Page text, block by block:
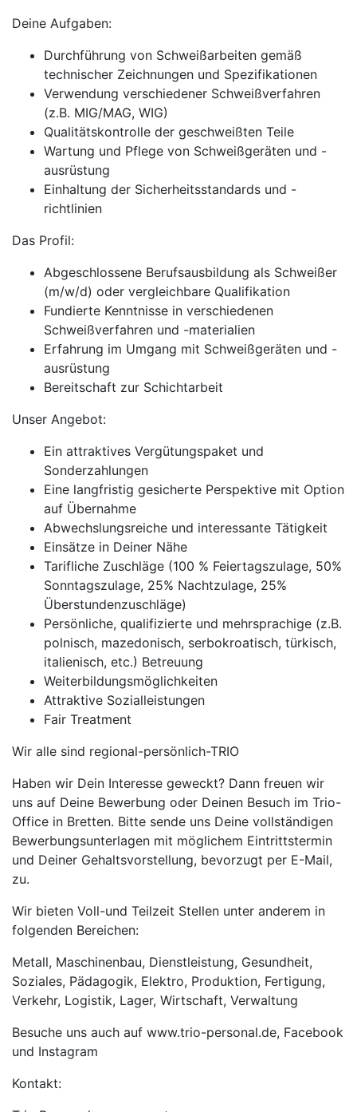
Deine Aufgaben:
Durchführung von Schweißarbeiten gemäß
technischer Zeichnungen und Spezifikationen
Verwendung verschiedener Schweißverfahren
(z.B. MIG/MAG, WIG)
Qualitätskontrolle der geschweißten Teile
Wartung und Pflege von Schweißgeräten und -
ausrüstung
Einhaltung der Sicherheitsstandards und -
richtlinien
Das Profil:
Abgeschlossene Berufsausbildung als Schweißer
(m/w/d) oder vergleichbare Qualifikation
Fundierte Kenntnisse in verschiedenen
Schweißverfahren und -materialien
Erfahrung im Umgang mit Schweißgeräten und -
ausrüstung
Bereitschaft zur Schichtarbeit
Unser Angebot:
Ein attraktives Vergütungspaket und
Sonderzahlungen
Eine langfristig gesicherte Perspektive mit Option
auf Übernahme
Abwechslungsreiche und interessante Tätigkeit
Einsätze in Deiner Nähe
Tarifliche Zuschläge (100 % Feiertagszulage, 50%
Sonntagszulage, 25% Nachtzulage, 25%
Überstundenzuschläge)
Persönliche, qualifizierte und mehrsprachige (z.B.
polnisch, mazedonisch, serbokroatisch, türkisch,
italienisch, etc.) Betreuung
Weiterbildungsmöglichkeiten
Attraktive Sozialleistungen
Fair Treatment
Wir alle sind regional-persönlich-TRIO
Haben wir Dein Interesse geweckt? Dann freuen wir
uns auf Deine Bewerbung oder Deinen Besuch im Trio-
Office in Bretten. Bitte sende uns Deine vollständigen
Bewerbungsunterlagen mit möglichem Eintrittstermin
und Deiner Gehaltsvorstellung, bevorzugt per E-Mail,
zu.
Wir bieten Voll-und Teilzeit Stellen unter anderem in
folgenden Bereichen:
Metall, Maschinenbau, Dienstleistung, Gesundheit,
Soziales, Pädagogik, Elektro, Produktion, Fertigung,
Verkehr, Logistik, Lager, Wirtschaft, Verwaltung
Besuche uns auch auf www.trio-personal.de, Facebook
und Instagram
Kontakt: